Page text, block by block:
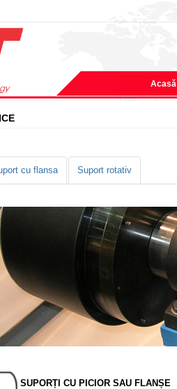
Acasă
cu flansa Suport rotativ
SUPORȚI CU PICIOR SAU FLANȘE